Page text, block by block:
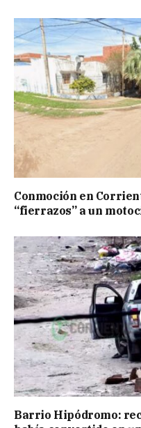
Conmoción en
“fierrazos” a un
Barrio Hipódromo: